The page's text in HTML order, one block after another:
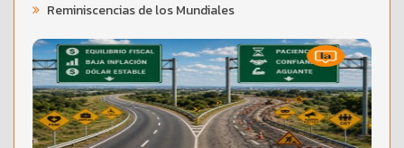
Reminiscencias de los Mundiales